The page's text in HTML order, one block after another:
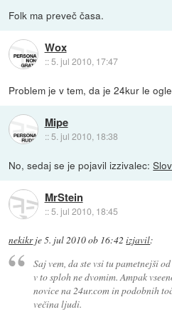
Folk ma preveč časa.
Wox
::5. jul 2010, 17:47
Problem je v tem, da je 24kur le
Mipe
:: 5. jul 2010, 18:38
No, sedaj se je pojavil izzivalec:
MrStein
::5. jul 2010, 18:45
nekikrje5. jul 2010 ob 16:42 izjavil:
Saj vem, da ste vsi tu pametnejši
v to sploh ne dvomim. Ampak
novice na 24ur.com in podobnih
večina ljudi.